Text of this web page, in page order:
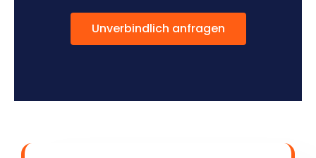
Unverbindlich anfragen